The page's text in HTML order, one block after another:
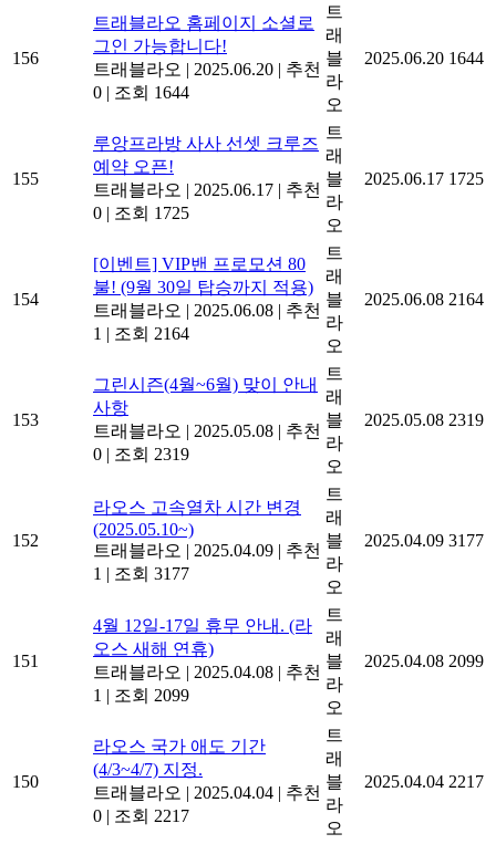
156
트래블라오 홈페이지 소셜로
그인 가능합니다!
트래블라오 | 2025.06.20 | 추천
0 | 조회 1644
트
래
블
라
오
2025.06.20 1644
155
루앙프라방 사사 선셋 크루즈
예약 오픈!
트래블라오 | 2025.06.17 | 추천
0 | 조회 1725
트
래
블
라
오
2025.06.17 1725
154
[이벤트] VIP밴 프로모션 80
불! (9월 30일 탑승까지 적용)
트래블라오 | 2025.06.08 | 추천
1 | 조회 2164
트
래
블
라
오
2025.06.08 2164
153
그린시즌(4월~6월) 맞이 안내
사항
트래블라오 | 2025.05.08 | 추천
0 | 조회 2319
트
래
블
라
오
2025.05.08 2319
152
라오스 고속열차 시간 변경
(2025.05.10~)
트래블라오 | 2025.04.09 | 추천
1 | 조회 3177
트
래
블
라
오
2025.04.09 3177
151
4월 12일-17일 휴무 안내. (라
오스 새해 연휴)
트래블라오 | 2025.04.08 | 추천
1 | 조회 2099
트
래
블
라
오
2025.04.08 2099
150
라오스 국가 애도 기간
(4/3~4/7) 지정.
트래블라오 | 2025.04.04 | 추천
0 | 조회 2217
트
래
블
라
오
2025.04.04 2217